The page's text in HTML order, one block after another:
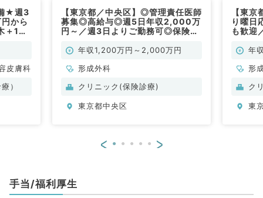
★週3
から
＋1曜
皮膚科
）
【東京都／中央区】◎管理責任医師
募集◎高給与◎週5日年収2,000万
円～／週3日よりご勤務可◎保険診
ンティブあり♪後期研修医の先生も
年収1,200万円～2,000万円
形成外科
クリニック(保険診療)
東京都中央区
【東
り曜日
も歓迎
人気年
形
容
ク
東
< >
手当/福利厚生